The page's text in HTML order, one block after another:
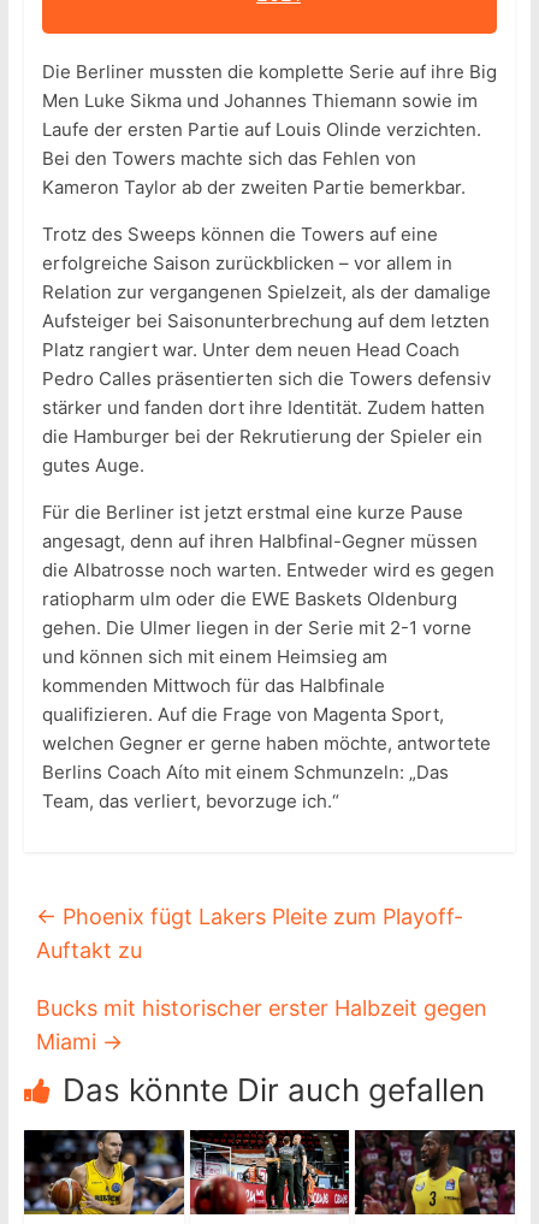
Die Berliner mussten die komplette Serie auf ihre Big
Men Luke Sikma und Johannes Thiemann sowie im
Laufe der ersten Partie auf Louis Olinde verzichten.
Bei den Towers machte sich das Fehlen von
Kameron Taylor ab der zweiten Partie bemerkbar.
Trotz des Sweeps können die Towers auf eine
erfolgreiche Saison zurückblicken – vor allem in
Relation zur vergangenen Spielzeit, als der damalige
Aufsteiger bei Saisonunterbrechung auf dem letzten
Platz rangiert war. Unter dem neuen Head Coach
Pedro Calles präsentierten sich die Towers defensiv
stärker und fanden dort ihre Identität. Zudem hatten
die Hamburger bei der Rekrutierung der Spieler ein
gutes Auge.
Für die Berliner ist jetzt erstmal eine kurze Pause
angesagt, denn auf ihren Halbfinal-Gegner müssen
die Albatrosse noch warten. Entweder wird es gegen
ratiopharm ulm oder die EWE Baskets Oldenburg
gehen. Die Ulmer liegen in der Serie mit 2-1 vorne
und können sich mit einem Heimsieg am
kommenden Mittwoch für das Halbfinale
qualifizieren. Auf die Frage von Magenta Sport,
welchen Gegner er gerne haben möchte, antwortete
Berlins Coach Aíto mit einem Schmunzeln: „Das
Team, das verliert, bevorzuge ich.“
← Phoenix fügt Lakers Pleite zum Playoff-
Auftakt zu
Bucks mit historischer erster Halbzeit gegen
Miami →
Das könnte Dir auch gefallen